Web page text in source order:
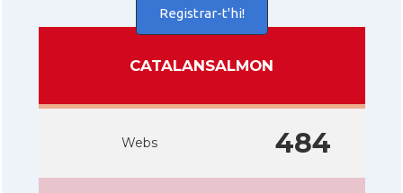
Registrar-t'hi!
CATALANSALMON
Webs 484